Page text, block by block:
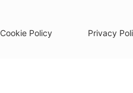
Cookie Policy Privacy